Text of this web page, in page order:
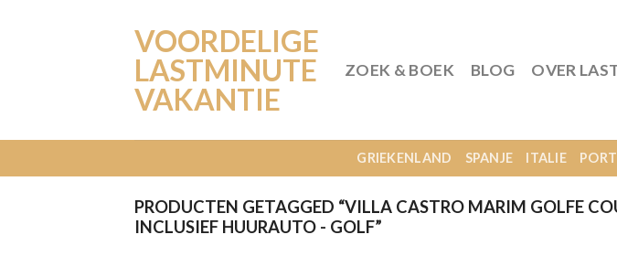
VOORDELIGE
LASTMINUTE
VAKANTIE
ZOEK & BOEK BLOG OVER
GRIEKENLAND SPANJE ITALIE
PRODUCTEN GETAGGED “VILLA CASTRO MARIM GOLFE
INCLUSIEF HUURAUTO - GOLF”